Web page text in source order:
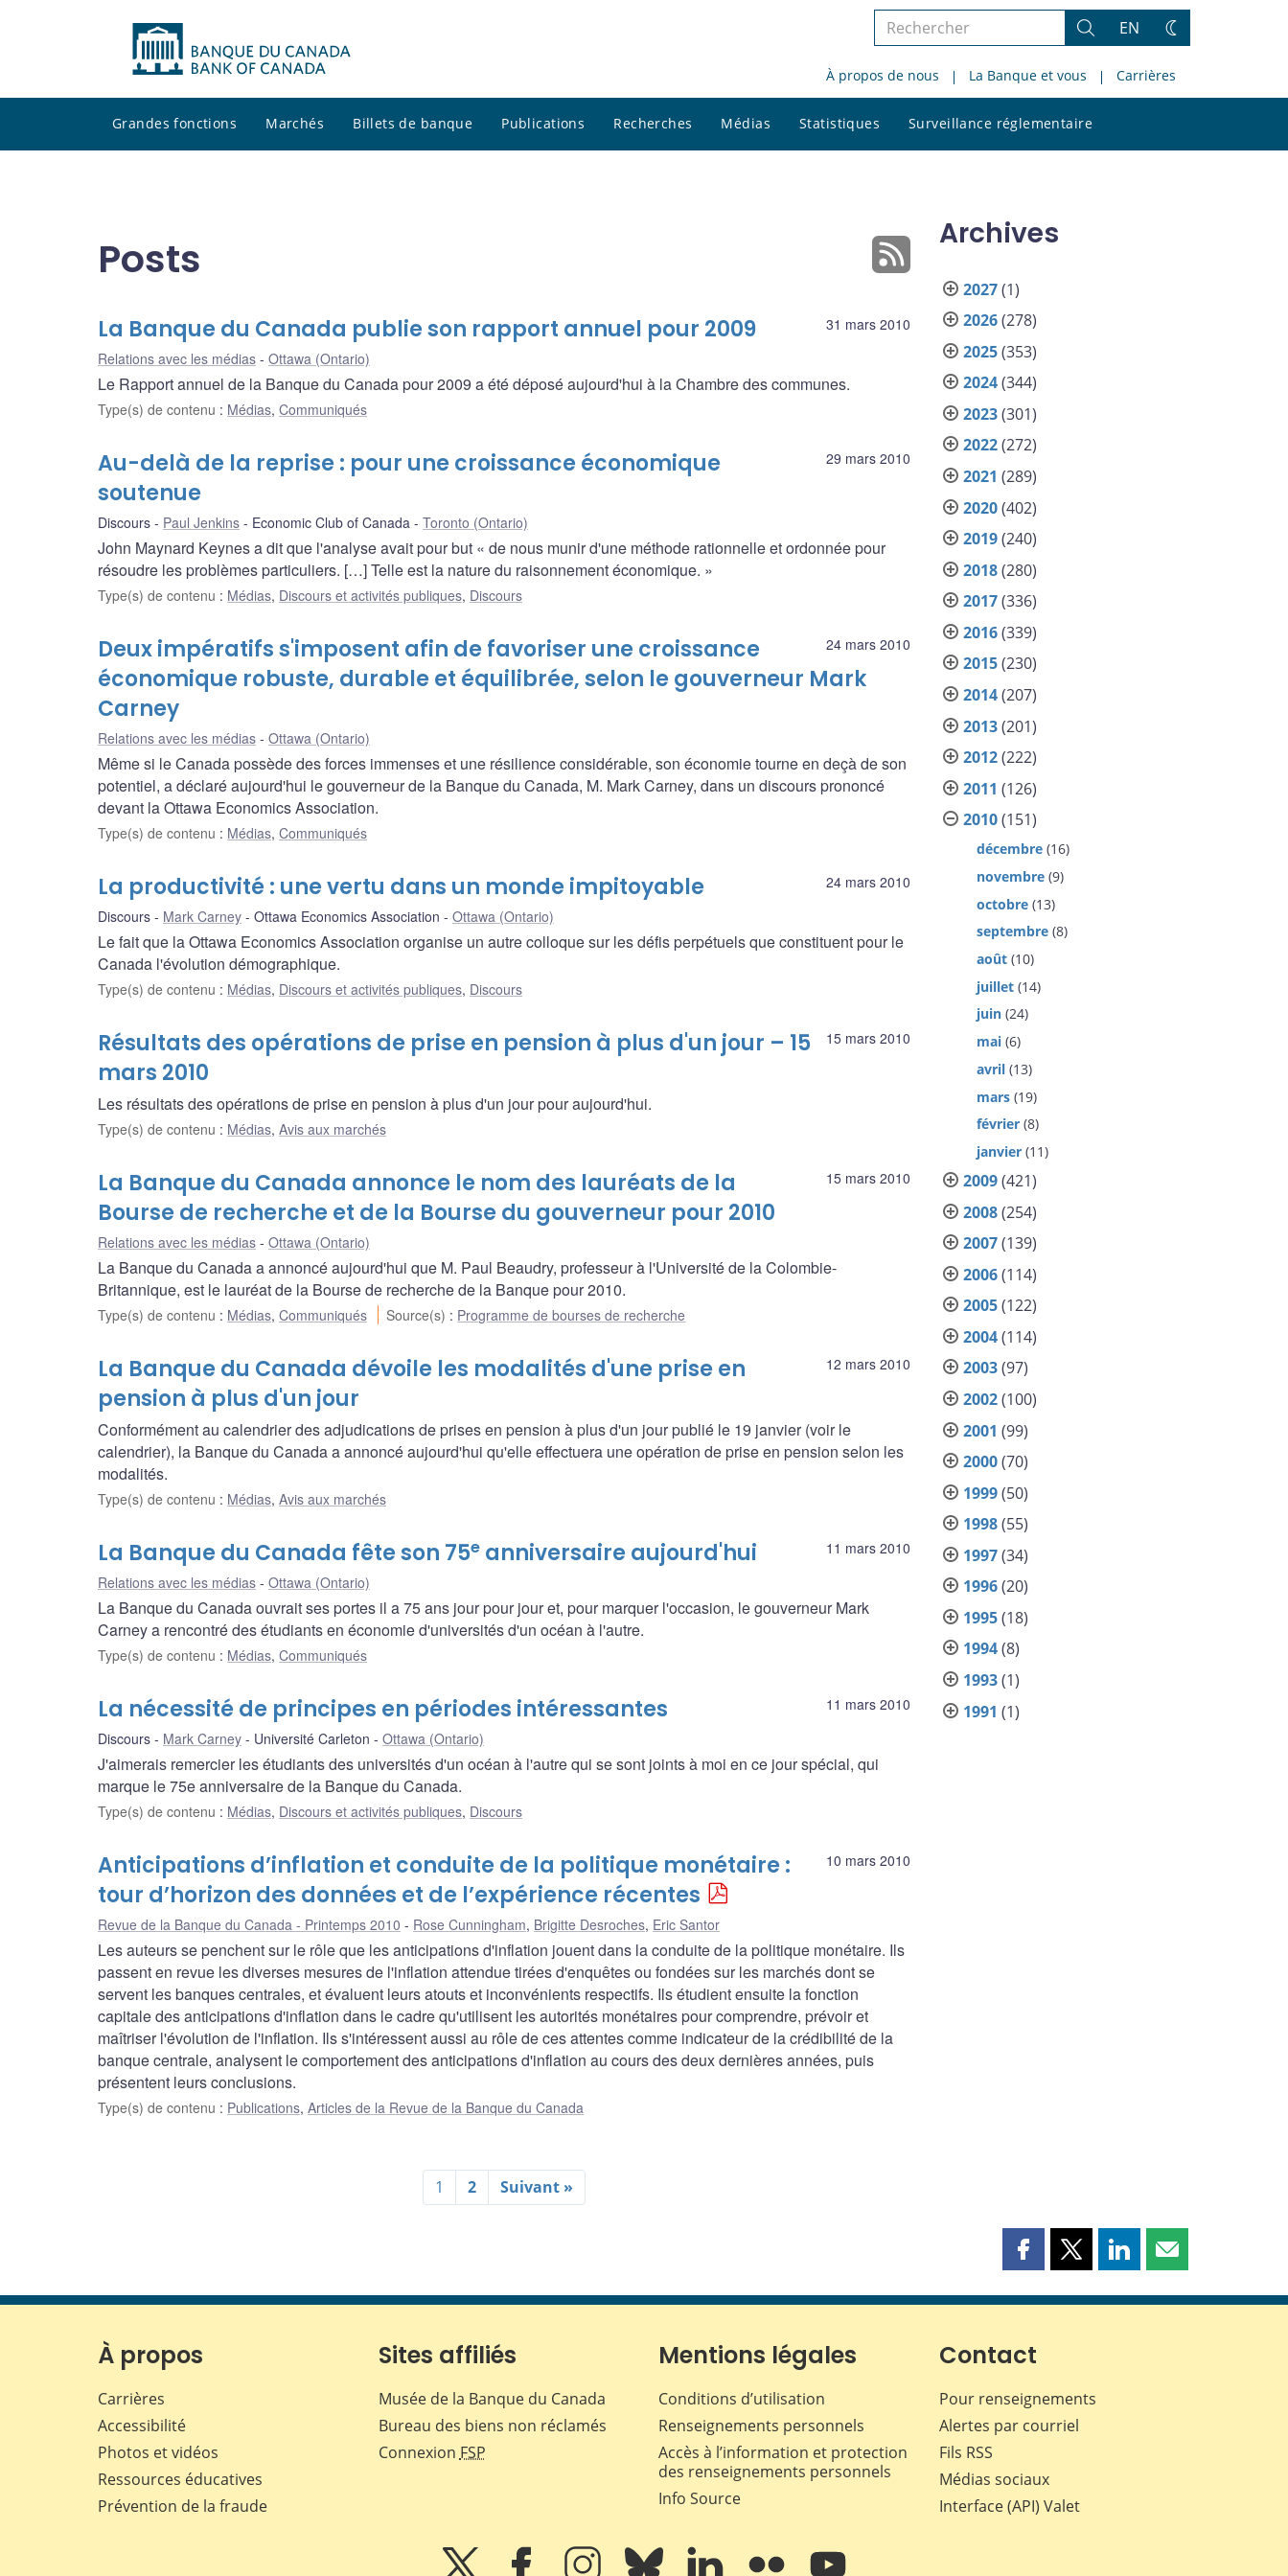
Rechercher
le
site
Rechercher
EN
Changez
thème
À propos de nous La Banque et vous Carrières
Grandes fonctions Marchés Billets de banque Publications Recherches Médias Statistiques Surveillance réglementaire
le
Posts
31 mars 2010
La Banque du Canada publie son rapport annuel pour 2009
Relations avec les médias Ottawa (Ontario)
Le Rapport annuel de la Banque du Canada pour 2009 a été déposé aujourd'hui à la Chambre des communes.
Type(s) de contenu : Médias, Communiqués
29 mars 2010
Au-delà de la reprise : pour une croissance économique
soutenue
Discours Paul Jenkins Economic Club of Canada Toronto (Ontario)
John Maynard Keynes a dit que l'analyse avait pour but « de nous munir d'une méthode rationnelle et ordonnée pour
résoudre les problèmes particuliers. […] Telle est la nature du raisonnement économique. »
Type(s) de contenu : Médias, Discours et activités publiques, Discours
24 mars 2010
Deux impératifs s'imposent afin de favoriser une croissance
économique robuste, durable et équilibrée, selon le gouverneur Mark
Carney
Relations avec les médias Ottawa (Ontario)
Même si le Canada possède des forces immenses et une résilience considérable, son économie tourne en deçà de son
potentiel, a déclaré aujourd'hui le gouverneur de la Banque du Canada, M. Mark Carney, dans un discours prononcé
devant la Ottawa Economics Association.
Type(s) de contenu : Médias, Communiqués
24 mars 2010
La productivité : une vertu dans un monde impitoyable
Discours Mark Carney Ottawa Economics Association Ottawa (Ontario)
Le fait que la Ottawa Economics Association organise un autre colloque sur les défis perpétuels que constituent pour le
Canada l'évolution démographique.
Type(s) de contenu : Médias, Discours et activités publiques, Discours
15 mars 2010
Résultats des opérations de prise en pension à plus d'un jour – 15
mars 2010
Les résultats des opérations de prise en pension à plus d'un jour pour aujourd'hui.
Type(s) de contenu : Médias, Avis aux marchés
15 mars 2010
La Banque du Canada annonce le nom des lauréats de la
Bourse de recherche et de la Bourse du gouverneur pour 2010
Relations avec les médias Ottawa (Ontario)
La Banque du Canada a annoncé aujourd'hui que M. Paul Beaudry, professeur à l'Université de la Colombie-
Britannique, est le lauréat de la Bourse de recherche de la Banque pour 2010.
Type(s) de contenu : Médias, Communiqués Source(s) : Programme de bourses de recherche
12 mars 2010
La Banque du Canada dévoile les modalités d'une prise en
pension à plus d'un jour
Conformément au calendrier des adjudications de prises en pension à plus d'un jour publié le 19 janvier (voir le
calendrier), la Banque du Canada a annoncé aujourd'hui qu'elle effectuera une opération de prise en pension selon les
modalités.
Type(s) de contenu : Médias, Avis aux marchés
11 mars 2010
La Banque du Canada fête son 75e anniversaire aujourd'hui
Relations avec les médias Ottawa (Ontario)
La Banque du Canada ouvrait ses portes il a 75 ans jour pour jour et, pour marquer l'occasion, le gouverneur Mark
Carney a rencontré des étudiants en économie d'universités d'un océan à l'autre.
Type(s) de contenu : Médias, Communiqués
11 mars 2010
La nécessité de principes en périodes intéressantes
Discours Mark Carney Université Carleton Ottawa (Ontario)
J'aimerais remercier les étudiants des universités d'un océan à l'autre qui se sont joints à moi en ce jour spécial, qui
marque le 75e anniversaire de la Banque du Canada.
Type(s) de contenu : Médias, Discours et activités publiques, Discours
10 mars 2010
Anticipations d’inflation et conduite de la politique monétaire :
tour d’horizon des données et de l’expérience récentes
Revue de la Banque du Canada - Printemps 2010 Rose Cunningham, Brigitte Desroches, Eric Santor
Les auteurs se penchent sur le rôle que les anticipations d'inflation jouent dans la conduite de la politique monétaire. Ils
passent en revue les diverses mesures de l'inflation attendue tirées d'enquêtes ou fondées sur les marchés dont se
servent les banques centrales, et évaluent leurs atouts et inconvénients respectifs. Ils étudient ensuite la fonction
capitale des anticipations d'inflation dans le cadre qu'utilisent les autorités monétaires pour comprendre, prévoir et
maîtriser l'évolution de l'inflation. Ils s'intéressent aussi au rôle de ces attentes comme indicateur de la crédibilité de la
banque centrale, analysent le comportement des anticipations d'inflation au cours des deux dernières années, puis
présentent leurs conclusions.
Type(s) de contenu : Publications, Articles de la Revue de la Banque du Canada
1 2 Suivant »
Archives
2027(1)
2026(278)
2025(353)
2024(344)
2023(301)
2022(272)
2021 (289)
2020(402)
2019(240)
2018(280)
2017(336)
2016(339)
2015(230)
2014(207)
2013(201)
2012(222)
2011 (126)
2010(151)
décembre (16)
novembre (9)
octobre (13)
septembre (8)
août (10)
juillet (14)
juin (24)
mai (6)
avril (13)
mars (19)
février (8)
janvier (11)
2009(421)
2008(254)
2007(139)
2006(114)
2005(122)
2004(114)
2003(97)
2002(100)
2001 (99)
2000(70)
1999(50)
1998(55)
1997(34)
1996(20)
1995(18)
1994(8)
1993(1)
1991 (1)
Partager
page
Facebook
Partager
page
Partager
page
Partager
page
À propos
Carrières
Accessibilité
Photos et vidéos
Ressources éducatives
Prévention de la fraude
Sites affiliés
Musée de la Banque du Canada
Bureau des biens non réclamés
Connexion FSP
Mentions légales
Conditions d’utilisation
Renseignements personnels
Accès à l’information et protection
des renseignements personnels
Info Source
Contact
Pour renseignements
Alertes par courriel
Fils RSS
Médias sociaux
Interface (API) Valet